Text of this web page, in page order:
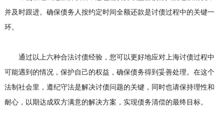
并及时跟进。确保债务人按约定时间全额还款是讨债过程中的关键一
环。
通过以上六种合法讨债经验，您可以更好地应对上海讨债过程中
可能遇到的情况，保护自己的权益，确保债务得到妥善处理。在这个
法制社会里，遵纪守法是解决讨债问题的关键，同时也请保持理性和
耐心，以期达成双方满意的解决方案，实现债务清偿的最终目标。